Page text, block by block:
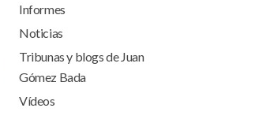
Informes
Noticias
Tribunas y blogs de Juan
Gómez Bada
Vídeos